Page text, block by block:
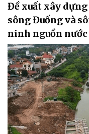
Đề xuất xây
sông Đuống và
ninh nguồn nước